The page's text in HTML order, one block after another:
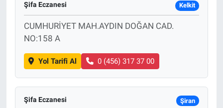
Şifa Eczanesi Kelkit
CUMHURİYET MAH.AYDIN DOĞAN CAD.
NO:158 A
Yol Tarifi Al 0 (456) 317 37 00
Şifa Eczanesi Şiran